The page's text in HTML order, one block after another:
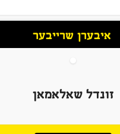
איבערן שרייבער
זונדל שאלאמאן